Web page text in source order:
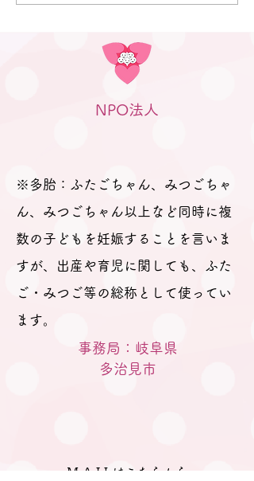
間に参加のパパなどが参加さ
れました。 「聞きたいことは
ふたごの妊娠、ましてや初め
経て多胎育児真っ最中のパパ
NPO法人
※多胎：ふたごちゃん、みつごちゃ
ん、みつごちゃん以上など同時に複
数の子どもを妊娠することを言いま
すが、出産や育児に関しても、ふた
ご・みつご等の総称として使ってい
ます。
事務局：岐阜県
​多治見市
M A I Lはこちらから